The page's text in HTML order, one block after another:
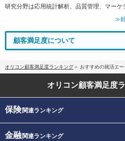
研究分野は応用統計解析、品質管理、マーケ
≫
顧客満足度について
オリコン顧客満足度ランキング おすすめの就活エ
オリコン顧客満足度
保険関連ランキング
金融関連ランキング